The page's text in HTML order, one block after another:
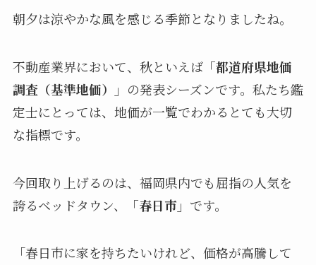
朝夕は涼やかな風を感じる季節となりましたね。
不動産業界において、秋といえば「都道府県地価
調査（基準地価）」 の発表シーズンです。私たち鑑
定士にとっては、地価が一覧でわかるとても大切
な指標です。
今回取り上げるのは、福岡県内でも屈指の人気を
誇るベッドタウン、
「春日市」 です。
「春日市に家を持ちたいけれど、価格が高騰して